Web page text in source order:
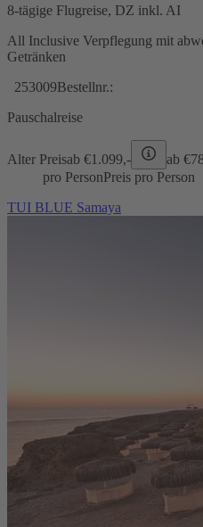
8-tägige Flugreise, DZ inkl. AI
All Inclusive Verpflegung mit
Getränken
253009Bestellnr.:
Pauschalreise
Alter Preisab €1.099,- ab €
pro PersonPreis pro Person
TUI BLUE Samaya